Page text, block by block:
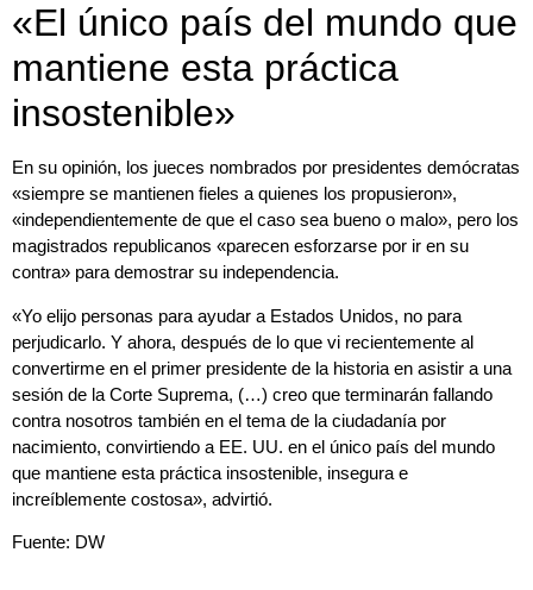
«El único país del mundo que
mantiene esta práctica
insostenible»
En su opinión, los jueces nombrados por presidentes demócratas
«siempre se mantienen fieles a quienes los propusieron»,
«independientemente de que el caso sea bueno o malo», pero los
magistrados republicanos «parecen esforzarse por ir en su
contra» para demostrar su independencia.
«Yo elijo personas para ayudar a Estados Unidos, no para
perjudicarlo. Y ahora, después de lo que vi recientemente al
convertirme en el primer presidente de la historia en asistir a una
sesión de la Corte Suprema, (…) creo que terminarán fallando
contra nosotros también en el tema de la ciudadanía por
nacimiento, convirtiendo a EE. UU. en el único país del mundo
que mantiene esta práctica insostenible, insegura e
increíblemente costosa», advirtió.
Fuente: DW